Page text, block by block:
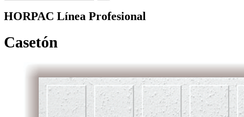
HORPAC Línea Profesional
Casetón